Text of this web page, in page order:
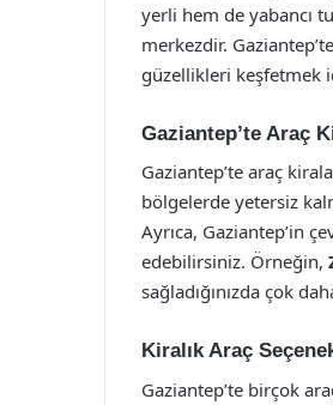
yerli hem de yabancı
merkezdir.
güzellikleri keşfetmek
Gaziantep’te Araç
Gaziantep’te araç
bölgelerde yetersiz
Ayrıca, Gaziantep’in
edebilirsiniz. Örneğin,
sağladığınızda çok
Kiralık Araç
Gaziantep’te birçok